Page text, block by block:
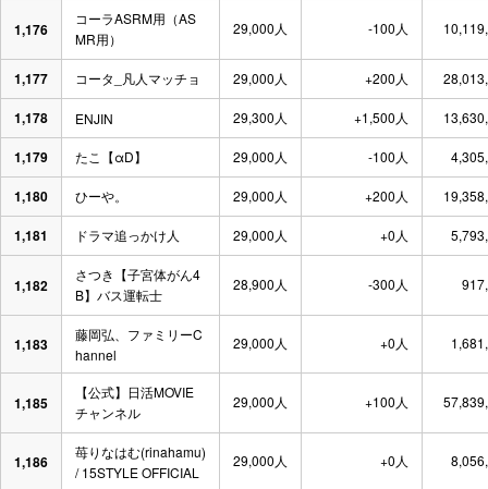
1,176
コーラASRM用（AS
MR用）
29,000人 -100人
1,177 コータ_凡人マッチョ 29,000人 +200人
1,178 ENJIN 29,300人 +1,500人
1,179 たこ【αD】 29,000人 -100人
1,180 ひーや。 29,000人 +200人
1,181 ドラマ追っかけ人 29,000人 +0人
1,182
さつき【子宮体がん4
B】バス運転士
28,900人 -300人
1,183
藤岡弘、ファミリーC
hannel
29,000人 +0人
1,185
【公式】日活MOVIE
チャンネル
29,000人 +100人
1,186
苺りなはむ(rinahamu)
/ 15STYLE OFFICIAL
29,000人 +0人